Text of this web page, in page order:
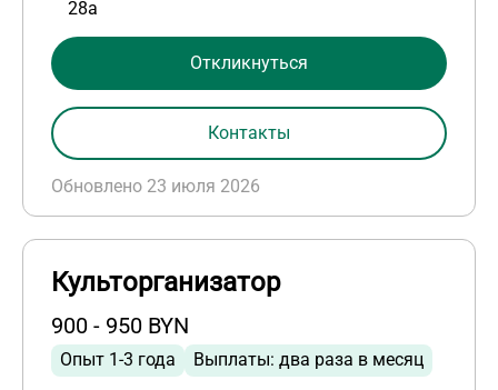
28а
Обновлено 23 июля 2026
Откликнуться
Контакты
Культорганизатор
900 - 950 BYN
Опыт 1-3 года Выплаты: два раза в месяц